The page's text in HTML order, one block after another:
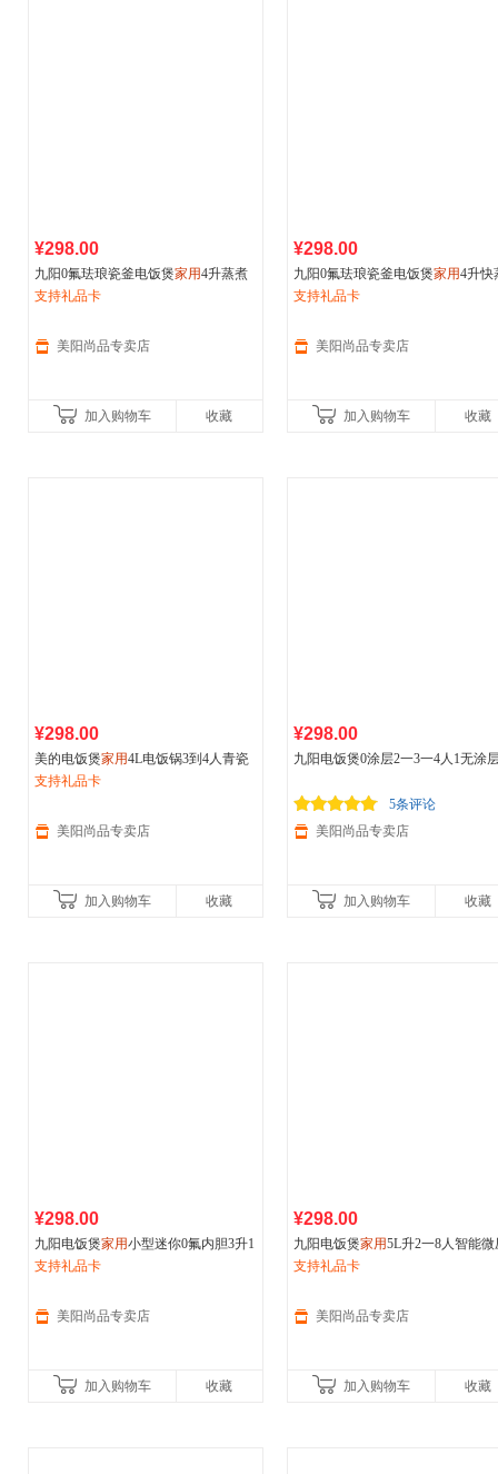
¥298.00
九阳0氟珐琅瓷釜电饭煲家用4升蒸煮
多功能电饭锅新款
支持礼品卡
美阳尚品专卖店
加入购物车 收藏
¥298.00
九阳0氟珐琅瓷釜电饭煲家用4升快
煮微压多功能2025年新款电饭锅
支持礼品卡
美阳尚品专卖店
加入购物车 收藏
¥298.00
美的电饭煲家用4L电饭锅3到4人青瓷
内胆大容量青瓷抗菌不粘电饭锅
支持礼品卡
美阳尚品专卖店
加入购物车 收藏
¥298.00
九阳电饭煲0涂层2一3一4人1无涂
5条评论
美阳尚品专卖店
加入购物车 收藏
¥298.00
九阳电饭煲家用小型迷你0氟内胆3升1
-2到3人多功能锅新款
支持礼品卡
美阳尚品专卖店
加入购物车 收藏
¥298.00
九阳电饭煲家用5L升2一8人智能微
电饭锅多功能一体锅新款柴火饭
支持礼品卡
美阳尚品专卖店
加入购物车 收藏